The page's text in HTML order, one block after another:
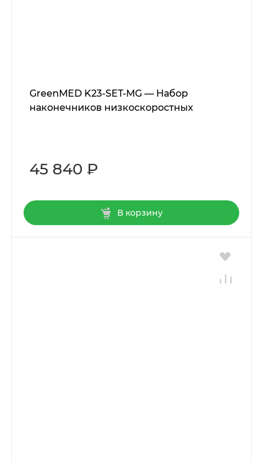
GreenMED K23-SET-MG — Набор
наконечников низкоскоростных
45 840 ₽
В корзину